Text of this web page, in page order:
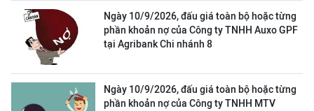
Ngày 10/9/2026, đấu giá toàn bộ hoặc từng
phần khoản nợ của Công ty TNHH Auxo GPF
tại Agribank Chi nhánh 8
Ngày 10/9/2026, đấu giá toàn bộ hoặc từng
phần khoản nợ của Công ty TNHH MTV